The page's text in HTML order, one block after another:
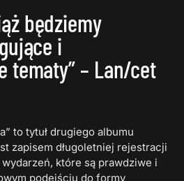
będziemy
i
tematy” – Lan/cet
to tytuł drugiego albumu
zapisem długoletniej rejestracji
które są prawdziwe i
podejściu do formy